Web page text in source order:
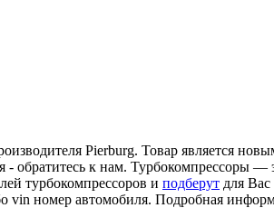
Pierburg. Товар является
обратитесь к нам. Турбокомпрессоры
турбокомпрессоров и подберут для
vin номер автомобиля. Подробная